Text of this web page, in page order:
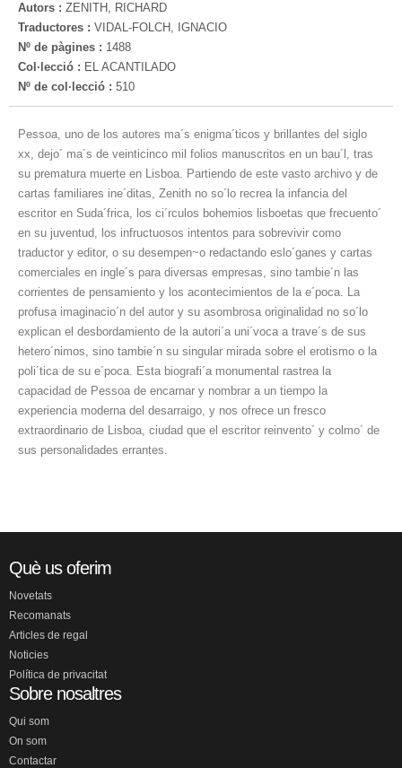
Autors : ZENITH, RICHARD
Traductores : VIDAL-FOLCH, IGNACIO
Nº de pàgines : 1488
Col·lecció : EL ACANTILADO
Nº de col·lecció : 510
Pessoa, uno de los autores ma´s enigma´ticos y brillantes del siglo
xx, dejo´ ma´s de veinticinco mil folios manuscritos en un bau´l, tras
su prematura muerte en Lisboa. Partiendo de este vasto archivo y de
cartas familiares ine´ditas, Zenith no so´lo recrea la infancia del
escritor en Suda´frica, los ci´rculos bohemios lisboetas que frecuento´
en su juventud, los infructuosos intentos para sobrevivir como
traductor y editor, o su desempen~o redactando eslo´ganes y cartas
comerciales en ingle´s para diversas empresas, sino tambie´n las
corrientes de pensamiento y los acontecimientos de la e´poca. La
profusa imaginacio´n del autor y su asombrosa originalidad no so´lo
explican el desbordamiento de la autori´a uni´voca a trave´s de sus
hetero´nimos, sino tambie´n su singular mirada sobre el erotismo o la
poli´tica de su e´poca. Esta biografi´a monumental rastrea la
capacidad de Pessoa de encarnar y nombrar a un tiempo la
experiencia moderna del desarraigo, y nos ofrece un fresco
extraordinario de Lisboa, ciudad que el escritor reinvento´ y colmo´ de
sus personalidades errantes.
Què us oferim
Novetats
Recomanats
Articles de regal
Noticies
Política de privacitat
Sobre nosaltres
Qui som
On som
Contactar